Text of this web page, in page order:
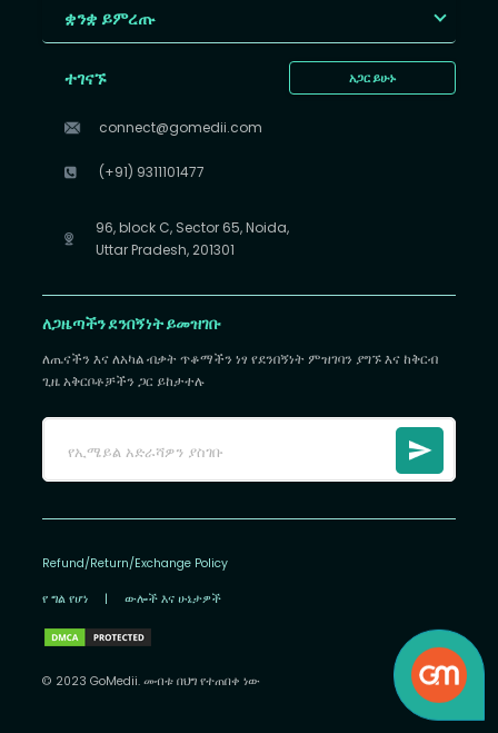
ቋንቋ ይምረጡ
አጋር ይሁኑ
ተገናኙ
connect@gomedii.com
(+91) 9311101477
96, block C, Sector 65, Noida,
Uttar Pradesh, 201301
ለጋዜጣችን ደንበኝነት ይመዝገቡ
ለጤናችን እና ለአካል ብቃት ጥቆማችን ነፃ የደንበኝነት ምዝገባን ያግኙ እና ከቅርብ
ጊዜ አቅርቦቶቻችን ጋር ይከታተሉ
Refund/Return/Exchange Policy
የ ግል የሆነ | ውሎች እና ሁኔታዎች
© 2023 GoMedii. መብቱ በህግ የተጠበቀ ነው